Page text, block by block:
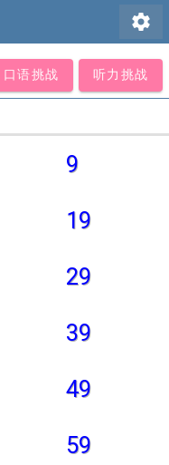
settings
口语挑战 听力挑战
9
19
29
39
49
59